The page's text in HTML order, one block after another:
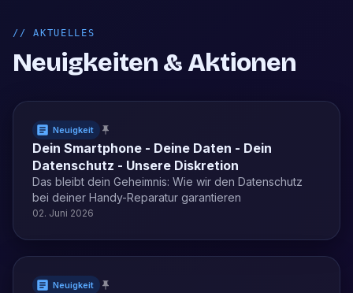
//AKTUELLES
Neuigkeiten & Aktionen
Neuigkeit
Dein Smartphone - Deine Daten - Dein
Datenschutz - Unsere Diskretion
Das bleibt dein Geheimnis: Wie wir den Datenschutz
bei deiner Handy-Reparatur garantieren
02. Juni 2026
Neuigkeit